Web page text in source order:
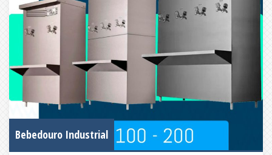
Bebedouro Industrial